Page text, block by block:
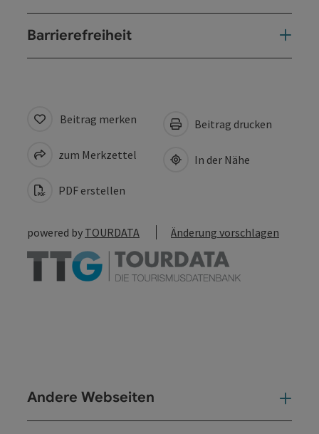
Barrierefreiheit
Beitrag merken
zum Merkzettel
PDF erstellen
Beitrag drucken
In der Nähe
powered by TOURDATA Änderung vorschlagen
Andere Webseiten